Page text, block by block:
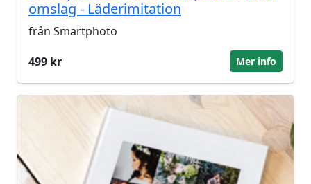
omslag - Läderimitation
från Smartphoto
499 kr
Mer info